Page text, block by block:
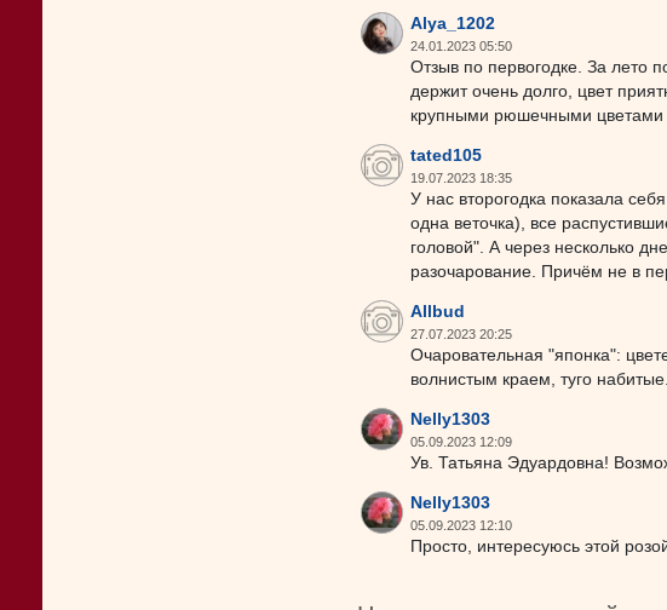
Alya_1202
24.01.2023 05:50
Отзыв по первогодке. За лето
держит очень долго, цвет
крупными рюшечными цветами
tated105
19.07.2023 18:35
У нас второгодка показала
одна веточка), все
головой". А через несколько
разочарование. Причём не в
Allbud
27.07.2023 20:25
Очаровательная "японка":
волнистым краем, туго
Nelly1303
05.09.2023 12:09
Ув. Татьяна Эдуардовна!
Nelly1303
05.09.2023 12:10
Просто, интересуюсь этой